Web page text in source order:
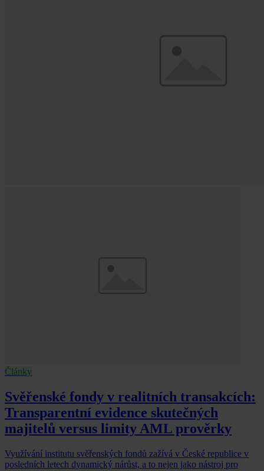
Články
Svěřenské fondy v realitních transakcích:
Transparentní evidence skutečných
majitelů versus limity AML prověrky
Využívání institutu svěřenských fondů zažívá v České republice v
posledních letech dynamický nárůst, a to nejen jako nástroj pro